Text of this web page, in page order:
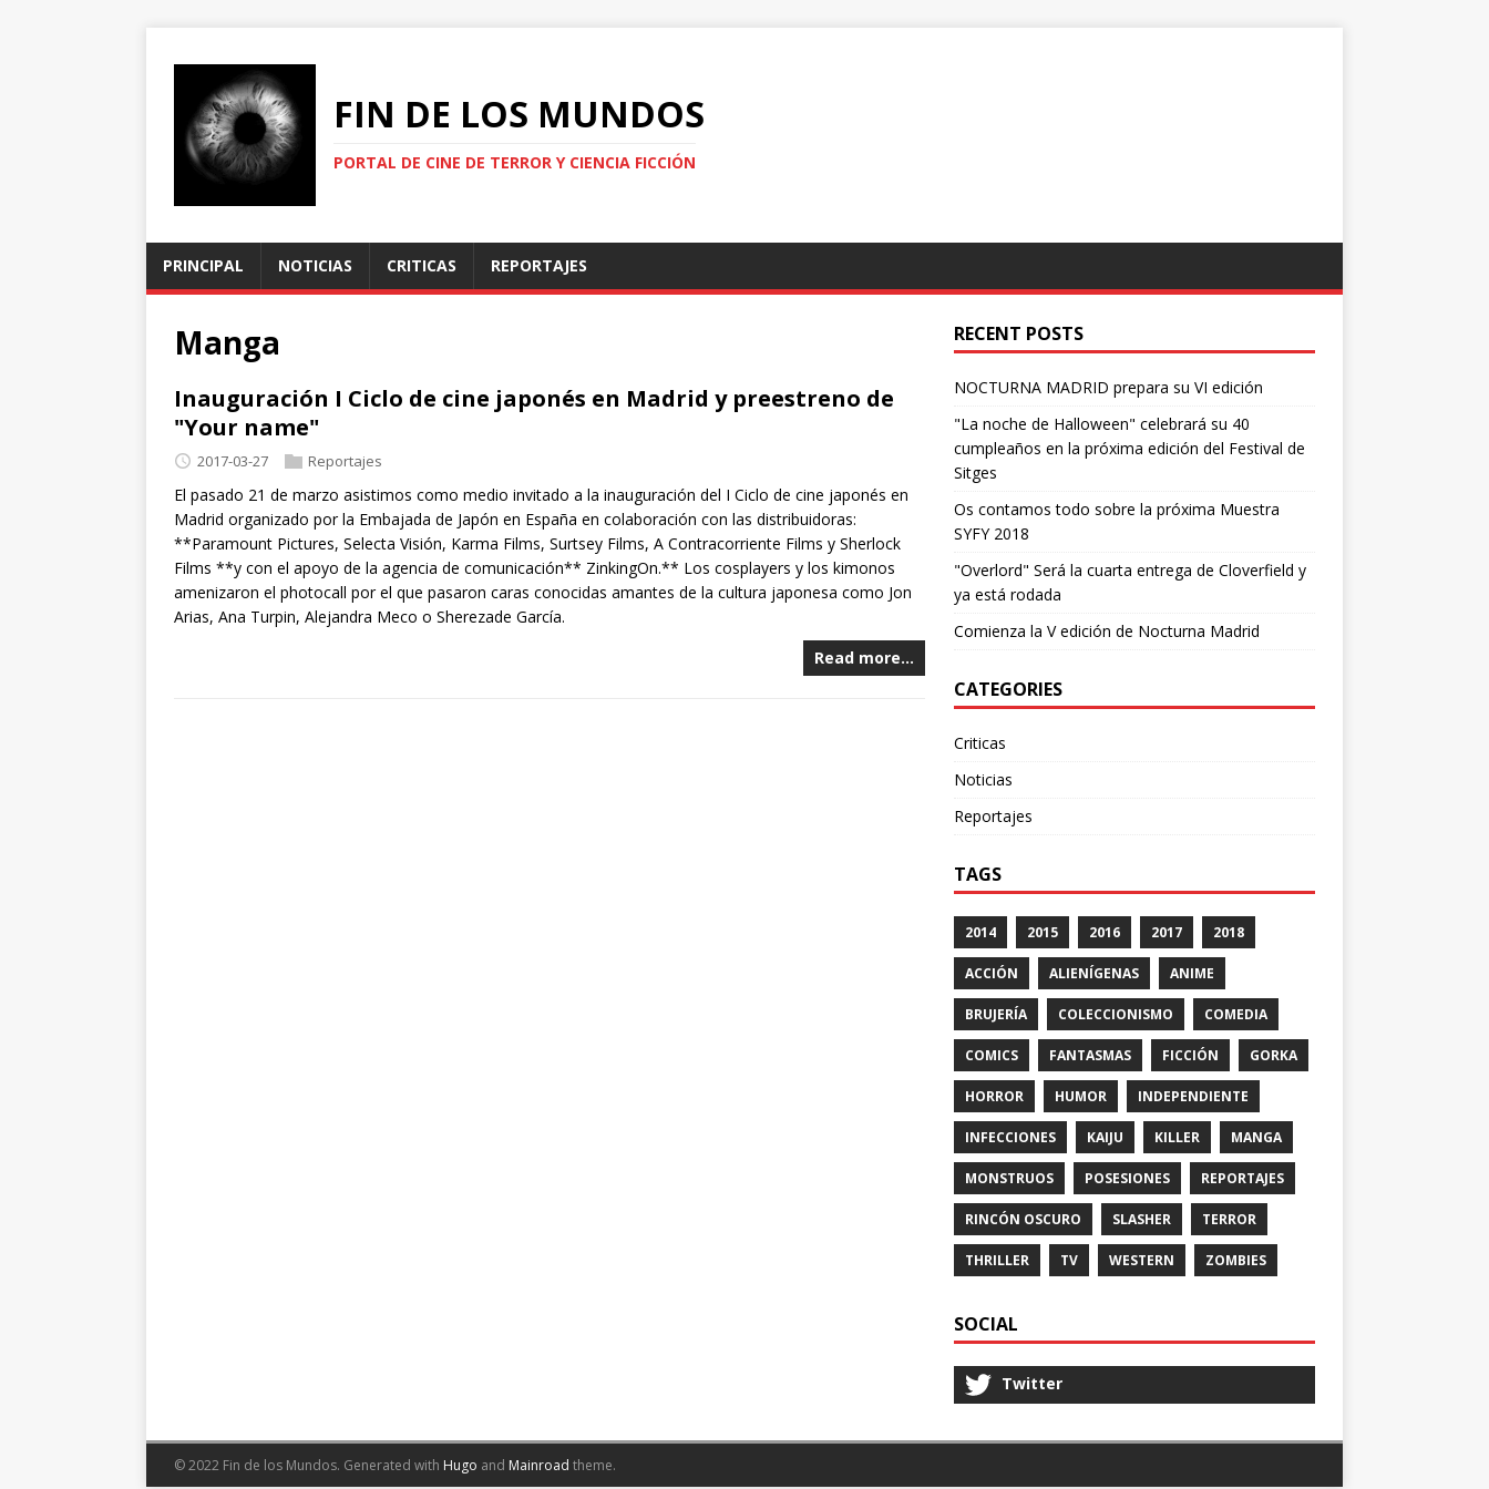
FIN DE LOS MUNDOS
PORTAL DE CINE DE TERROR Y CIENCIA FICCIÓN
PRINCIPAL NOTICIAS CRITICAS REPORTAJES
Manga
Inauguración I Ciclo de cine japonés en Madrid y preestreno de
"Your name"
2017-03-27 Reportajes
El pasado 21 de marzo asistimos como medio invitado a la inauguración del I Ciclo de cine japonés en
Madrid organizado por la Embajada de Japón en España en colaboración con las distribuidoras:
**Paramount Pictures, Selecta Visión, Karma Films, Surtsey Films, A Contracorriente Films y Sherlock
Films **y con el apoyo de la agencia de comunicación** ZinkingOn.** Los cosplayers y los kimonos
amenizaron el photocall por el que pasaron caras conocidas amantes de la cultura japonesa como Jon
Arias, Ana Turpin, Alejandra Meco o Sherezade García.
Read more…
RECENT POSTS
NOCTURNA MADRID prepara su VI edición
"La noche de Halloween" celebrará su 40
cumpleaños en la próxima edición del Festival de
Sitges
Os contamos todo sobre la próxima Muestra
SYFY 2018
"Overlord" Será la cuarta entrega de Cloverfield y
ya está rodada
Comienza la V edición de Nocturna Madrid
CATEGORIES
Criticas
Noticias
Reportajes
TAGS
2014 2015 2016 2017 2018
ACCIÓN ALIENÍGENAS ANIME
BRUJERÍA COLECCIONISMO COMEDIA
COMICS FANTASMAS FICCIÓN GORKA
HORROR HUMOR INDEPENDIENTE
INFECCIONES KAIJU KILLER MANGA
MONSTRUOS POSESIONES REPORTAJES
RINCÓN OSCURO SLASHER TERROR
THRILLER TV WESTERN ZOMBIES
SOCIAL
Twitter
© 2022 Fin de los Mundos. Generated with Hugo and Mainroad theme.